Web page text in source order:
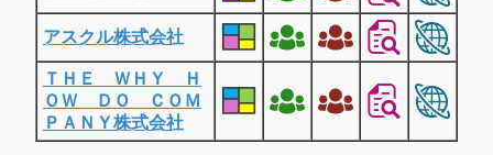
アスクル株式会社
ＴＨＥ ＷＨＹ Ｈ
ＯＷ ＤＯ ＣＯＭ
ＰＡＮＹ株式会社